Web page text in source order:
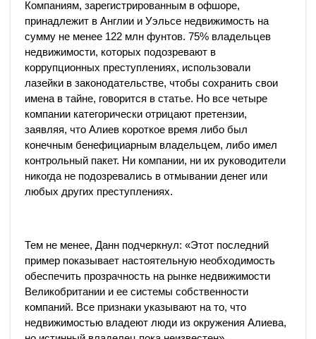
Компаниям, зарегистрированным в офшоре,
принадлежит в Англии и Уэльсе недвижимость на
сумму не менее 122 млн фунтов. 75% владельцев
недвижимости, которых подозревают в
коррупционных преступлениях, использовали
лазейки в законодательстве, чтобы сохранить свои
имена в тайне, говорится в статье. Но все четыре
компании категорически отрицают претензии,
заявляя, что Алиев короткое время либо был
конечным бенефициарным владельцем, либо имел
контрольный пакет. Ни компании, ни их руководители
никогда не подозревались в отмывании денег или
любых других преступлениях.
Тем не менее, Данн подчеркнул: «Этот последний
пример показывает настоятельную необходимость
обеспечить прозрачность на рынке недвижимости
Великобритании и ее системы собственности
компаний. Все признаки указывают на то, что
недвижимостью владеют люди из окружения Алиева,